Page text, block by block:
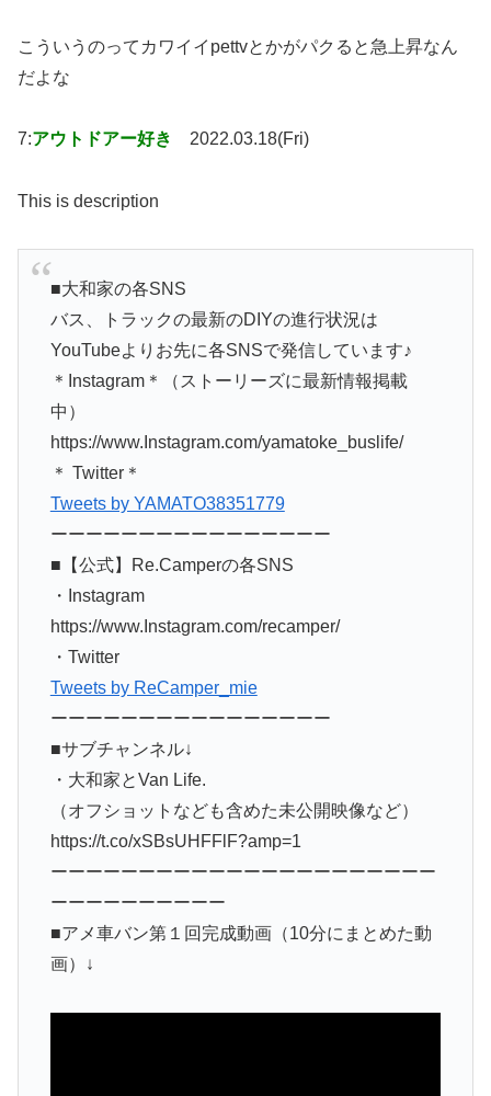
こういうのってカワイイpettvとかがパクると急上昇なん
だよな
7:アウトドアー好き 2022.03.18(Fri)
This is description
■大和家の各SNS
バス、トラックの最新のDIYの進行状況は
YouTubeよりお先に各SNSで発信しています♪
＊Instagram＊（ストーリーズに最新情報掲載
中）
https://www.Instagram.com/yamatoke_buslife/
＊ Twitter＊
Tweets by YAMATO38351779
ーーーーーーーーーーーーーーーー
■【公式】Re.Camperの各SNS
・Instagram
https://www.Instagram.com/recamper/
・Twitter
Tweets by ReCamper_mie
ーーーーーーーーーーーーーーーー
■サブチャンネル↓
・大和家とVan Life.
（オフショットなども含めた未公開映像など）
https://t.co/xSBsUHFFlF?amp=1
ーーーーーーーーーーーーーーーーーーーーーー
ーーーーーーーーーー
■アメ車バン第１回完成動画（10分にまとめた動
画）↓